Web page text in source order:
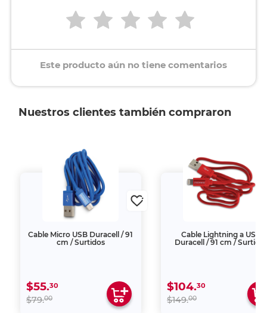
Este producto aún no tiene comentarios
Nuestros clientes también compraron
Cable Micro USB Duracell / 91
cm / Surtidos
$55.30
$79.00
Cable Lightning a USB
Duracell / 91 cm /
$104.30
$149.00